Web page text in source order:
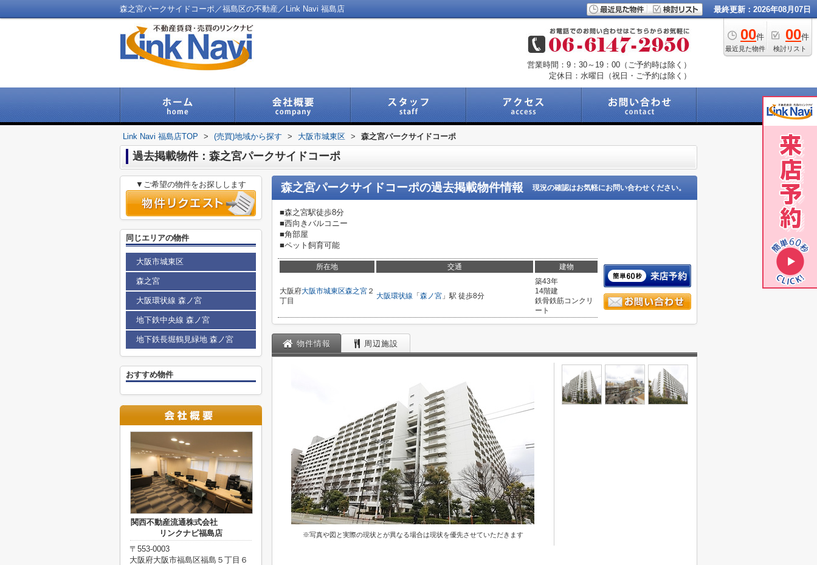
森之宮パークサイドコーポ／福島区の不動産／Link Navi 福島店 最終更新：2026年08月07日
00件
最近見た物件
00件
検討リスト
営業時間：9：30～19：00（ご予約時は除く）
定休日：水曜日（祝日・ご予約は除く）
Link Navi 福島店TOP > (売買)地域から探す > 大阪市城東区 > 森之宮パークサイドコーポ
過去掲載物件：森之宮パークサイドコーポ
森之宮パークサイドコーポの過去掲載物件情報 現況の確認はお気軽にお問い合わせください。
■森之宮駅徒歩8分
■西向きバルコニー
■角部屋
■ペット飼育可能
所在地 交通 建物
大阪府大阪市城東区森之宮 ２
丁目
大阪環状線 「 森ノ宮 」駅 徒歩8分
築43年
14階建
鉄骨鉄筋コンクリ
ート
物件情報 周辺施設
※写真や図と実際の現状とが異なる場合は現状を優先させていただきます
▼ご希望の物件をお探しします
同じエリアの物件
大阪市城東区
森之宮
大阪環状線 森ノ宮
地下鉄中央線 森ノ宮
地下鉄長堀鶴見緑地 森ノ宮
おすすめ物件
関西不動産流通株式会社
リンクナビ福島店
〒553-0003
大阪府大阪市福島区福島５丁目６